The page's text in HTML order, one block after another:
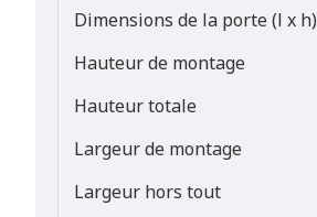
Dimensions de la porte (l x h)
Hauteur de montage
Hauteur totale
Largeur de montage
Largeur hors tout